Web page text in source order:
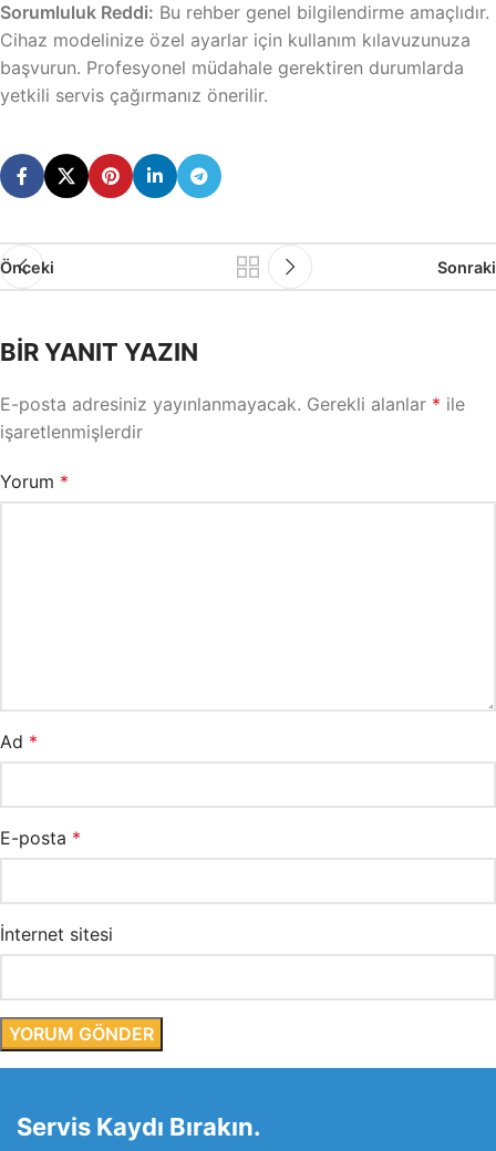
Sorumluluk Reddi: Bu rehber genel bilgilendirme amaçlıdır.
Cihaz modelinize özel ayarlar için kullanım kılavuzunuza
başvurun. Profesyonel müdahale gerektiren durumlarda
yetkili servis çağırmanız önerilir.
Önceki Sonraki
BIR YANIT YAZIN
E-posta adresiniz yayınlanmayacak. Gerekli alanlar * ile
işaretlenmişlerdir
Yorum *
Ad *
E-posta *
İnternet sitesi
Servis Kaydı Bırakın.